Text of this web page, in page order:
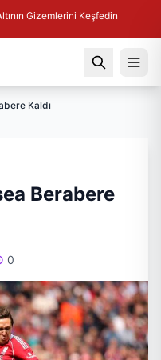
Gizemlerini Keşfedin
Kaldı
Berabere
0